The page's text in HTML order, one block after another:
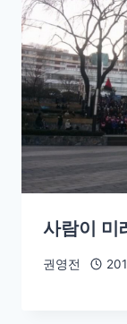
사람이 미
권영전